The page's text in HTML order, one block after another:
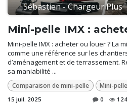
Sébastien - Chargeur Plus
Mini-pelle IMX :
Mini-pelle IMX : acheter ou louer ? La
comme une référence sur les
d’aménagement et de terrassement.
sa maniabilité ...
Comparaison de mini-pelle Mini-
15 juil. 2025 0